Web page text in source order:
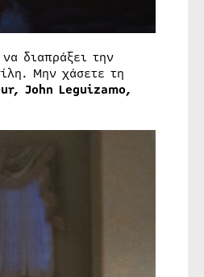
διαπράξει την
Μην χάσετε τη
John Leguizamo,